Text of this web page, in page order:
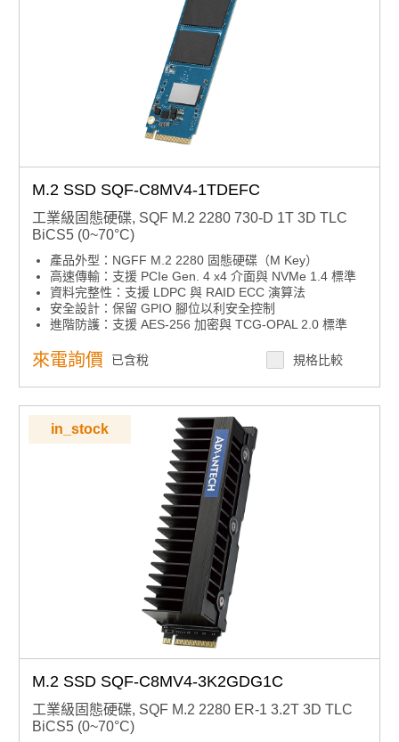
M.2 SSD SQF-C8MV4-1TDEFC
工業級固態硬碟, SQF M.2 2280 730-D 1T 3D TLC
BiCS5 (0~70°C)
產品外型：NGFF M.2 2280 固態硬碟（M Key）
高速傳輸：支援 PCIe Gen. 4 x4 介面與 NVMe 1.4 標準
資料完整性：支援 LDPC 與 RAID ECC 演算法
安全設計：保留 GPIO 腳位以利安全控制
進階防護：支援 AES-256 加密與 TCG-OPAL 2.0 標準
來電詢價 已含稅 規格比較
in_stock
M.2 SSD SQF-C8MV4-3K2GDG1C
工業級固態硬碟, SQF M.2 2280 ER-1 3.2T 3D TLC
BiCS5 (0~70°C)